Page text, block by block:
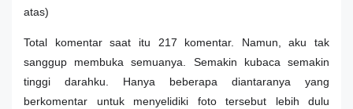
atas)
Total komentar saat itu 217 komentar. Namun, aku tak
sanggup membuka semuanya. Semakin kubaca semakin
tinggi darahku. Hanya beberapa diantaranya yang
berkomentar untuk menyelidiki foto tersebut lebih dulu